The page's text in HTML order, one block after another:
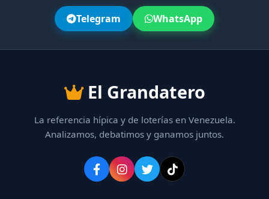
Telegram WhatsApp
El Grandatero
La referencia hípica y de loterías en Venezuela.
Analizamos, debatimos y ganamos juntos.